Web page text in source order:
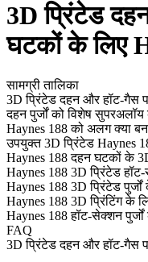
3D प्रिंटेड
घटकों के लिए
सामग्री तालिका
3D प्रिंटेड दहन और हॉट-गैस
दहन पुर्जों को विशेष
Haynes 188 को अलग क्या
उपयुक्त 3D प्रिंटेड Haynes
Haynes 188 दहन घटकों के
Haynes 188 3D प्रिंटेड हॉट-
Haynes 188 3D प्रिंटेड
Haynes 188 3D प्रिंटिंग के
Haynes 188 हॉट-सेक्शन
FAQ
3D प्रिंटेड दहन और हॉट-गैस